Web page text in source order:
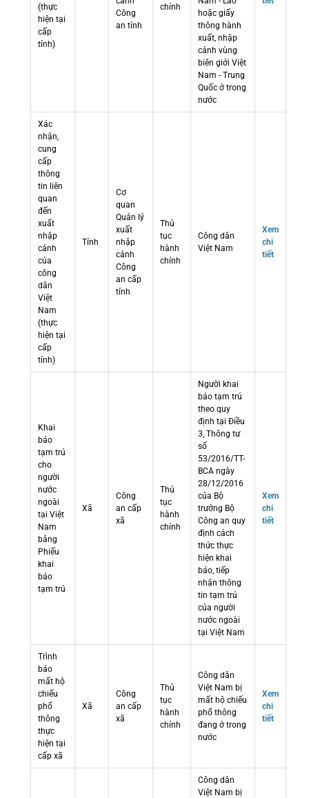
(thực
hiện tại
cấp
tỉnh)
Công
an tỉnh
chính
hoặc giấy
thông hành
xuất, nhập
cảnh vùng
biên giới Việt
Nam - Trung
Quốc ở trong
nước
Xác
nhận,
cung
cấp
thông
tin liên
quan
đến
xuất
nhập
cảnh
của
công
dân
Việt
Nam
(thực
hiện tại
cấp
tỉnh)
Tỉnh
Cơ
quan
Quản lý
xuất
nhập
cảnh
Công
an cấp
tỉnh
Thủ
tục
hành
chính
Công dân
Việt Nam
Xem
chi
tiết
Khai
báo
tạm trú
cho
người
nước
ngoài
tại Việt
Nam
bằng
Phiếu
khai
báo
tạm trú
Xã
Công
an cấp
xã
Thủ
tục
hành
chính
Người khai
báo tạm trú
theo quy
định tại Điều
3, Thông tư
số
53/2016/TT-
BCA ngày
28/12/2016
của Bộ
trưởng Bộ
Công an quy
định cách
thức thực
hiện khai
báo, tiếp
nhận thông
tin tạm trú
của người
nước ngoài
tại Việt Nam
Xem
chi
tiết
Trình
báo
mất hộ
chiếu
phổ
thông
thực
hiện tại
cấp xã
Xã
Công
an cấp
xã
Thủ
tục
hành
chính
Công dân
Việt Nam bị
mất hộ chiếu
phổ thông
đang ở trong
nước
Xem
chi
tiết
Công dân
Việt Nam bị